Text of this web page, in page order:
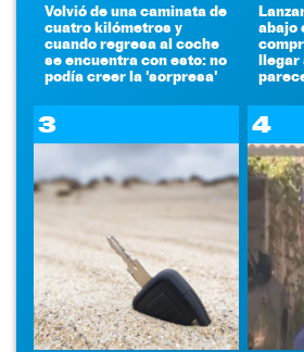
Volvió de una caminata de
cuatro kilómetros y
cuando regresa al coche
se encuentra con esto: no
podía creer la 'sorpresa'
abajo
llegar
3 4